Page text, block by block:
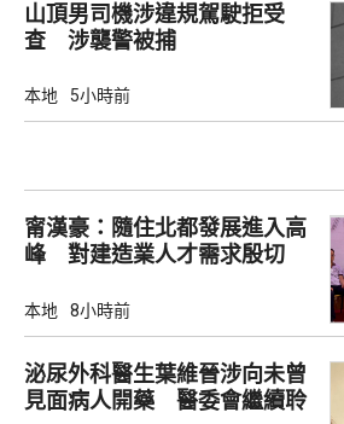
山頂男司機涉違規駕駛拒受
查 涉襲警被捕
本地 5小時前
甯漢豪：隨住北都發展進入高
峰 對建造業人才需求殷切
本地 8小時前
泌尿外科醫生葉維晉涉向未曾
見面病人開藥 醫委會繼續聆